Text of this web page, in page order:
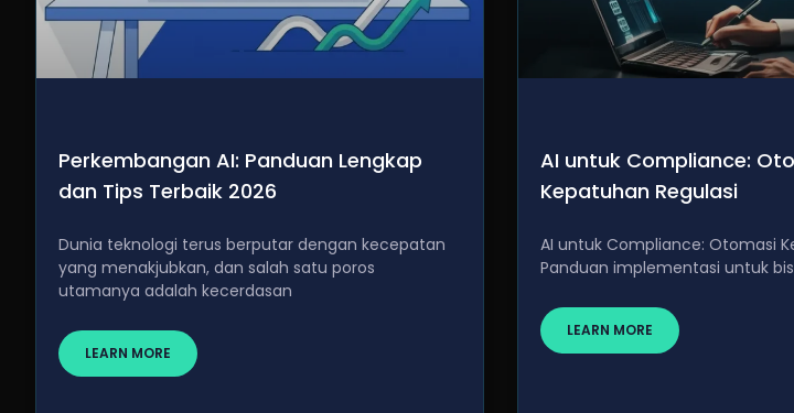
Perkembangan AI: Panduan Lengkap
dan Tips Terbaik 2026
Dunia teknologi terus berputar dengan kecepatan
yang menakjubkan, dan salah satu poros
utamanya adalah kecerdasan
LEARN MORE
AI untuk Compliance:
Kepatuhan Regulasi
AI untuk Compliance: Otomasi
Panduan implementasi untuk
LEARN MORE